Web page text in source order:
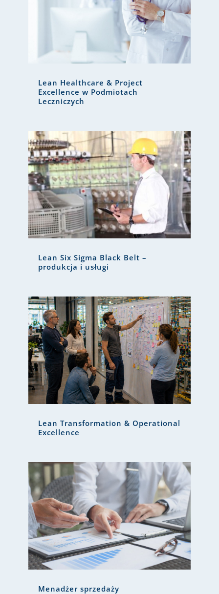
Lean Healthcare & Project
Excellence w Podmiotach
Leczniczych
Lean Six Sigma Black Belt –
produkcja i usługi
Lean Transformation & Operational
Excellence
Menadżer sprzedaży